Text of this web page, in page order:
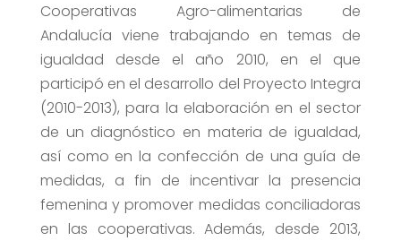
Cooperativas Agro-alimentarias de
Andalucía viene trabajando en temas de
igualdad desde el año 2010, en el que
participó en el desarrollo del Proyecto Integra
(2010-2013), para la elaboración en el sector
de un diagnóstico en materia de igualdad,
así como en la confección de una guía de
medidas, a fin de incentivar la presencia
femenina y promover medidas conciliadoras
en las cooperativas. Además, desde 2013,